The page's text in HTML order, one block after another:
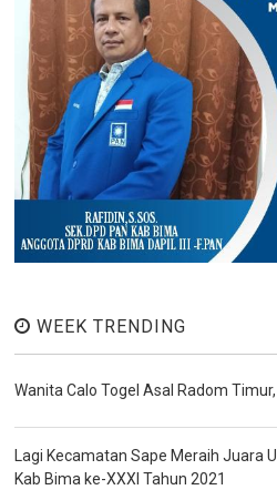
WEEK TRENDING
Wanita Calo Togel Asal Radom
Lagi Kecamatan Sape Meraih Juara
Kab Bima ke-XXXI Tahun 2021